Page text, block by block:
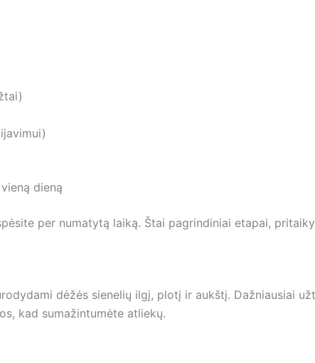
dieną
per numatytą laiką. Štai pagrindiniai etapai,
dėžės sienelių ilgį, plotį ir aukštį. Dažniausiai
kad sumažintumėte atliekų.